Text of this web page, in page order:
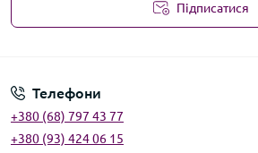
Підписатися
Телефони
+380 (68) 797 43 77
+380 (93) 424 06 15